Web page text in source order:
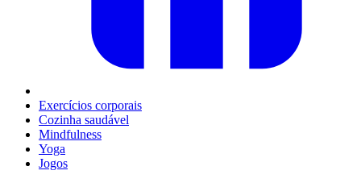
Exercícios corporais
Cozinha saudável
Mindfulness
Yoga
Jogos